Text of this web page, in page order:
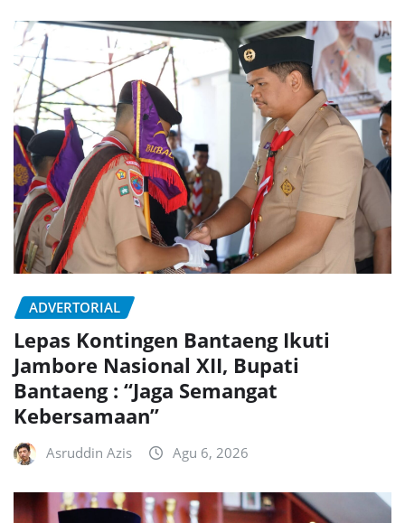
ADVERTORIAL
Lepas Kontingen Bantaeng Ikuti
Jambore Nasional XII, Bupati
Bantaeng : “Jaga Semangat
Kebersamaan”
Asruddin Azis Agu 6, 2026